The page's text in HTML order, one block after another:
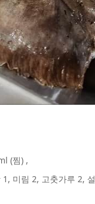
(찜) ,
미림 2, 고춧가루 2,